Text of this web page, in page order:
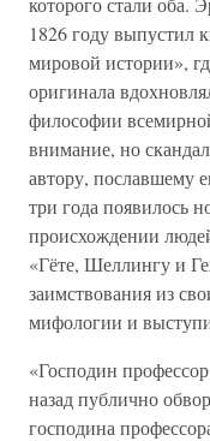
1826 году выпустил
мировой истории»,
оригинала
философии
внимание, но
автору, пославшему
три года появилось
происхождении
«Гёте, Шеллингу и
заимствования из
мифологии и
«Господин
назад публично
господина